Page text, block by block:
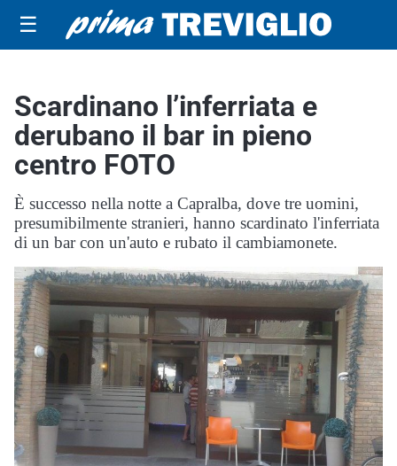
☰
Scardinano l’inferriata e
derubano il bar in pieno
centro FOTO
È successo nella notte a Capralba, dove tre uomini,
presumibilmente stranieri, hanno scardinato l'inferriata
di un bar con un'auto e rubato il cambiamonete.